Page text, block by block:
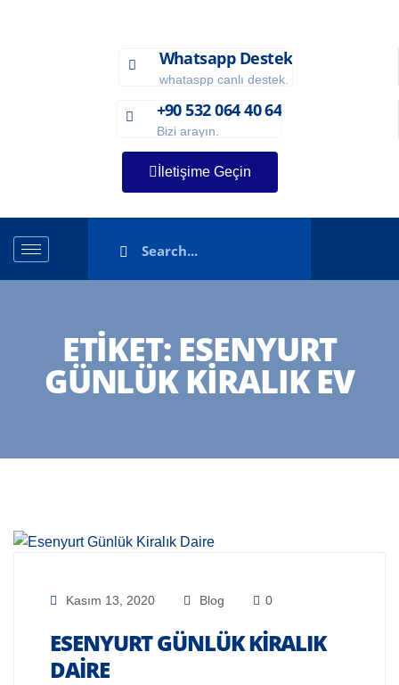
Whatsapp Destek
whataspp canlı destek.
+90 532 064 40 64
Bizi arayın.
İletişime Geçin
ETIKET: ESENYURT
GÜNLÜK KIRALIK EV
Kasım 13, 2020 Blog 0
ESENYURT GÜNLÜK KIRALIK
DAIRE